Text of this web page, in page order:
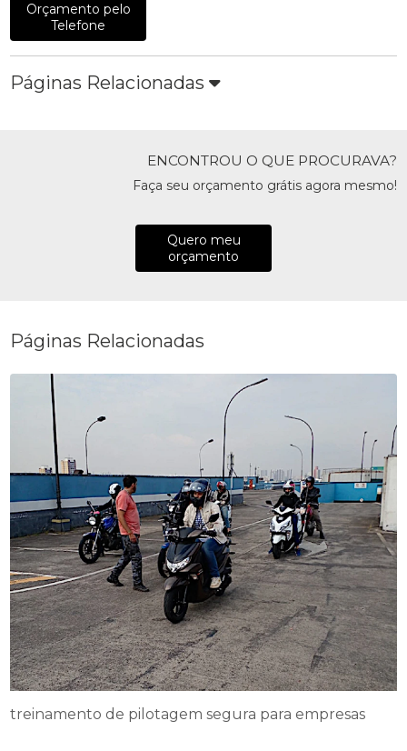
Orçamento pelo
Telefone
Páginas Relacionadas
ENCONTROU O QUE PROCURAVA?
Faça seu orçamento grátis agora mesmo!
Quero meu
orçamento
Páginas Relacionadas
treinamento de pilotagem segura para empresas